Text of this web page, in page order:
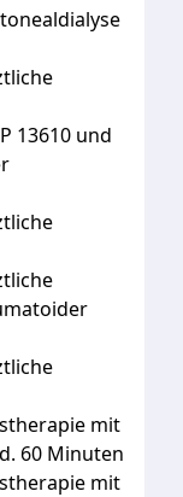
13610 und
mit
60 Minuten
mit